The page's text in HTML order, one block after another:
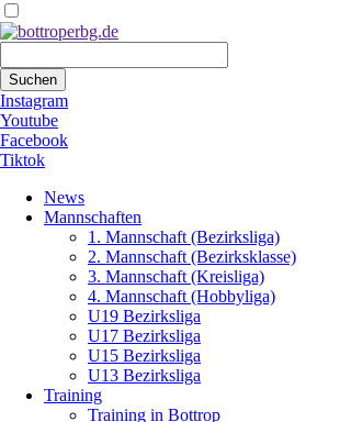
Suchen
Instagram
Youtube
Facebook
Tiktok
überspringen
News
Mannschaften
1. Mannschaft (Bezirksliga)
2. Mannschaft (Bezirksklasse)
3. Mannschaft (Kreisliga)
4. Mannschaft (Hobbyliga)
U19 Bezirksliga
U17 Bezirksliga
U15 Bezirksliga
U13 Bezirksliga
Training
Training in Bottrop